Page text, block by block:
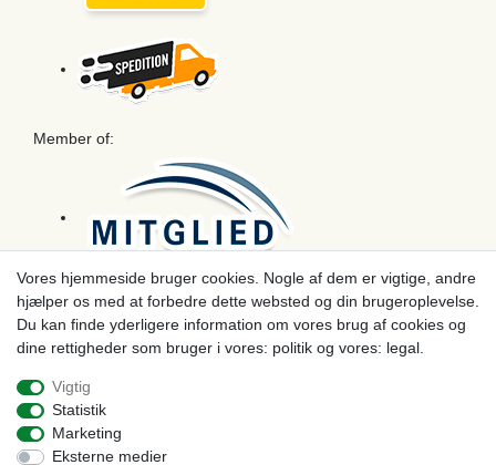
Member of:
Betaling
Vores hjemmeside bruger cookies. Nogle af dem er vigtige, andre
hjælper os med at forbedre dette websted og din brugeroplevelse.
Du kan finde yderligere information om vores brug af cookies og
dine rettigheder som bruger i vores: politik og vores: legal.
Vigtig
Statistik
Marketing
Eksterne medier